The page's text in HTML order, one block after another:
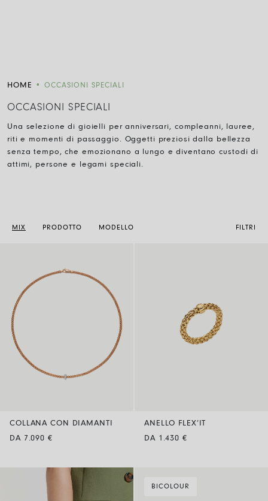
HOME • OCCASIONI SPECIALI
OCCASIONI SPECIALI
Una selezione di gioielli per anniversari, compleanni, lauree,
riti e momenti di passaggio. Oggetti preziosi dalla bellezza
senza tempo, che emozionano a lungo e diventano custodi di
attimi, persone e legami speciali.
MIX PRODOTTO MODELLO FILTRI
COLLANA CON DIAMANTI
DA 7.090 €
ANELLO FLEX’IT
DA 1.430 €
BICOLOUR